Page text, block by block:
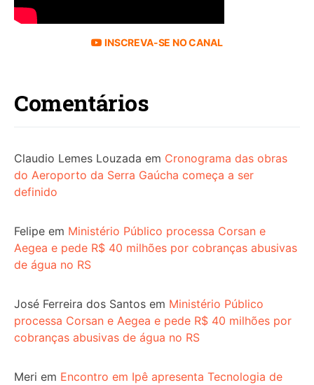
INSCREVA-SE NO CANAL
Comentários
Claudio Lemes Louzada em Cronograma das obras
do Aeroporto da Serra Gaúcha começa a ser
definido
Felipe em Ministério Público processa Corsan e
Aegea e pede R$ 40 milhões por cobranças abusivas
de água no RS
José Ferreira dos Santos em Ministério Público
processa Corsan e Aegea e pede R$ 40 milhões por
cobranças abusivas de água no RS
Meri em Encontro em Ipê apresenta Tecnologia de